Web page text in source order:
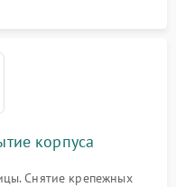
корпуса
Снятие крепежных